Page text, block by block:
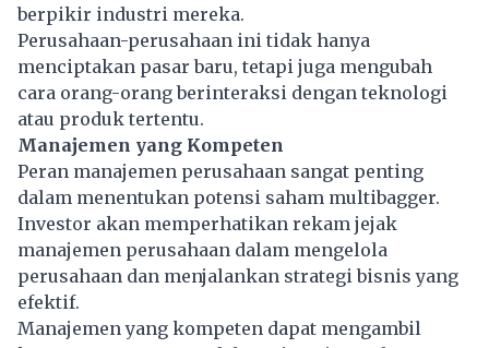
berpikir industri mereka.
Perusahaan-perusahaan ini tidak hanya
menciptakan pasar baru, tetapi juga mengubah
cara orang-orang berinteraksi dengan teknologi
atau produk tertentu.
Manajemen yang Kompeten
Peran manajemen perusahaan sangat penting
dalam menentukan potensi saham multibagger.
Investor akan memperhatikan rekam jejak
manajemen perusahaan dalam mengelola
perusahaan dan menjalankan strategi bisnis yang
efektif.
Manajemen yang kompeten dapat mengambil